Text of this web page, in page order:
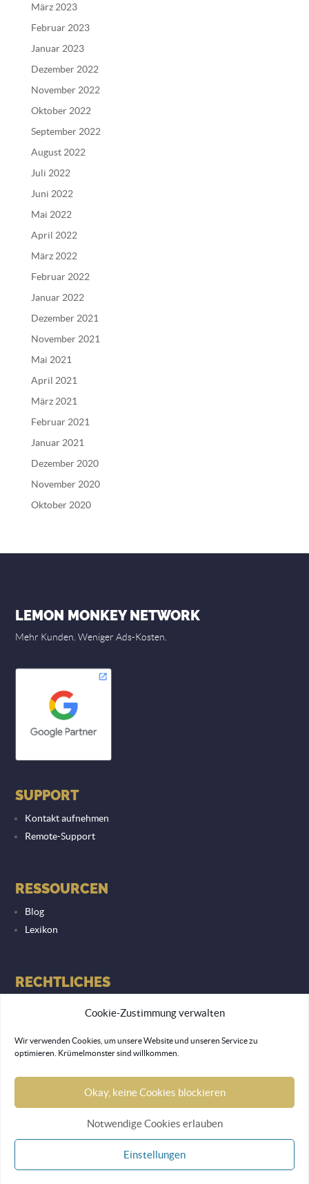
Cookie-Zustimmung verwalten
Wir verwenden Cookies, um unsere Website und unseren Service zu
optimieren. Krümelmonster sind willkommen.
Okay, keine Cookies blockieren
Notwendige Cookies erlauben
Einstellungen
März 2023
Februar 2023
Januar 2023
Dezember 2022
November 2022
Oktober 2022
September 2022
August 2022
Juli 2022
Juni 2022
Mai 2022
April 2022
März 2022
Februar 2022
Januar 2022
Dezember 2021
November 2021
Mai 2021
April 2021
März 2021
Februar 2021
Januar 2021
Dezember 2020
November 2020
Oktober 2020
LEMON MONKEY NETWORK
Mehr Kunden. Weniger Ads-Kosten.
SUPPORT
Kontakt aufnehmen
Remote-Support
RESSOURCEN
Blog
Lexikon
RECHTLICHES
© 2026 Lemon Monkey Network GmbH